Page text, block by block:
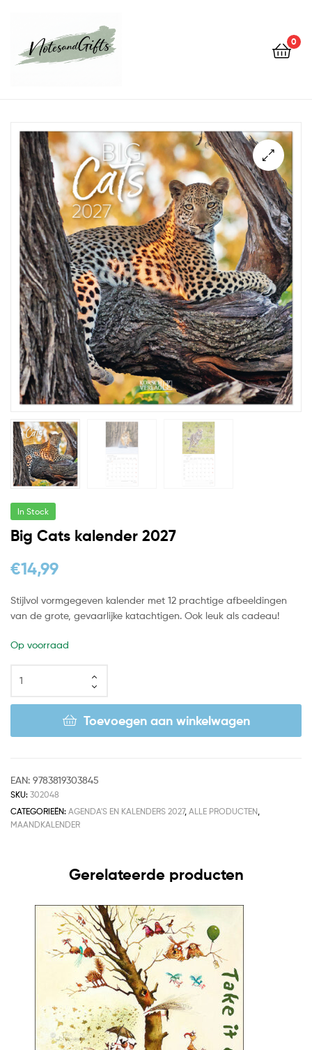
0
In Stock
Big Cats kalender 2027
€14,99
Stijlvol vormgegeven kalender met 12 prachtige afbeeldingen
van de grote, gevaarlijke katachtigen. Ook leuk als cadeau!
Op voorraad
Toevoegen aan winkelwagen
EAN: 9783819303845
SKU: 302048
CATEGORIEËN: AGENDA'S EN KALENDERS 2027, ALLE PRODUCTEN
MAANDKALENDER
Gerelateerde producten